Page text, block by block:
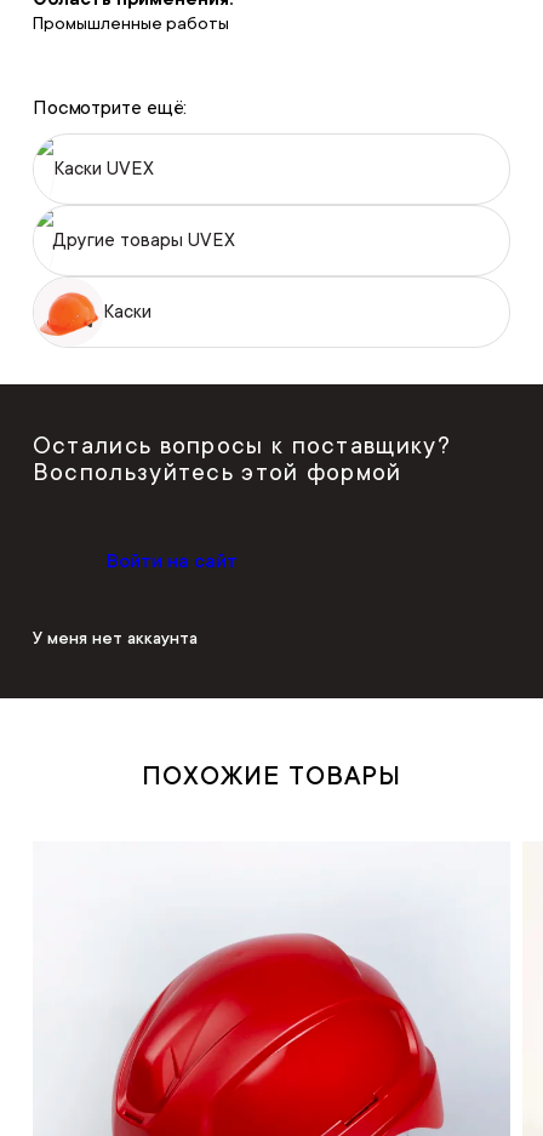
Промышленные работы
Посмотрите ещё:
Каски UVEX
Другие товары UVEX
Каски
Остались вопросы к поставщику?
Воспользуйтесь этой формой
Войти на сайт
У меня нет аккаунта
ПОХОЖИЕ ТОВАРЫ